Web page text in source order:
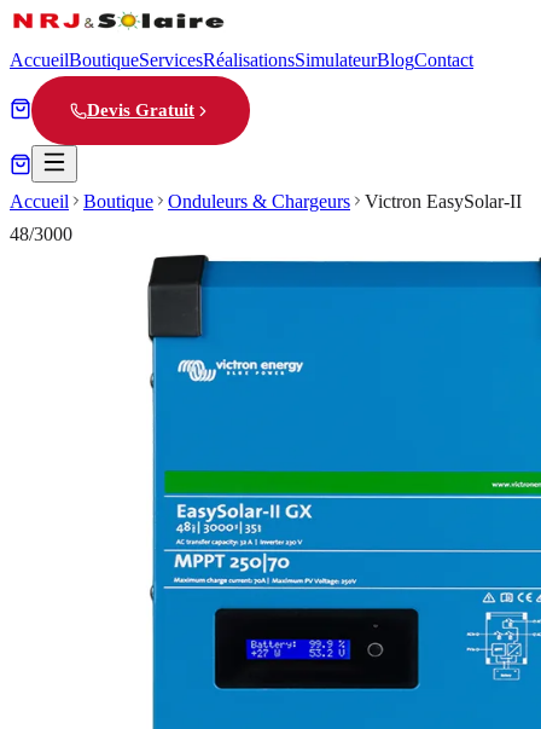
AccueilBoutiqueServicesRéalisationsSimulateurBlogContact
Devis Gratuit
Accueil Boutique Onduleurs & Chargeurs
Victron EasySolar-II
48/3000